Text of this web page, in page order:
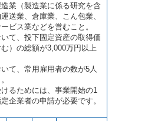
業（製造業に係る研究を含
送業、倉庫業、こん包業、
ビス業などを営むこと。
て、投下固定資産の取得価
）の総額が3,000万円以上
て、常用雇用者の数が5人
るためには、事業開始の1
企業者の申請が必要です。